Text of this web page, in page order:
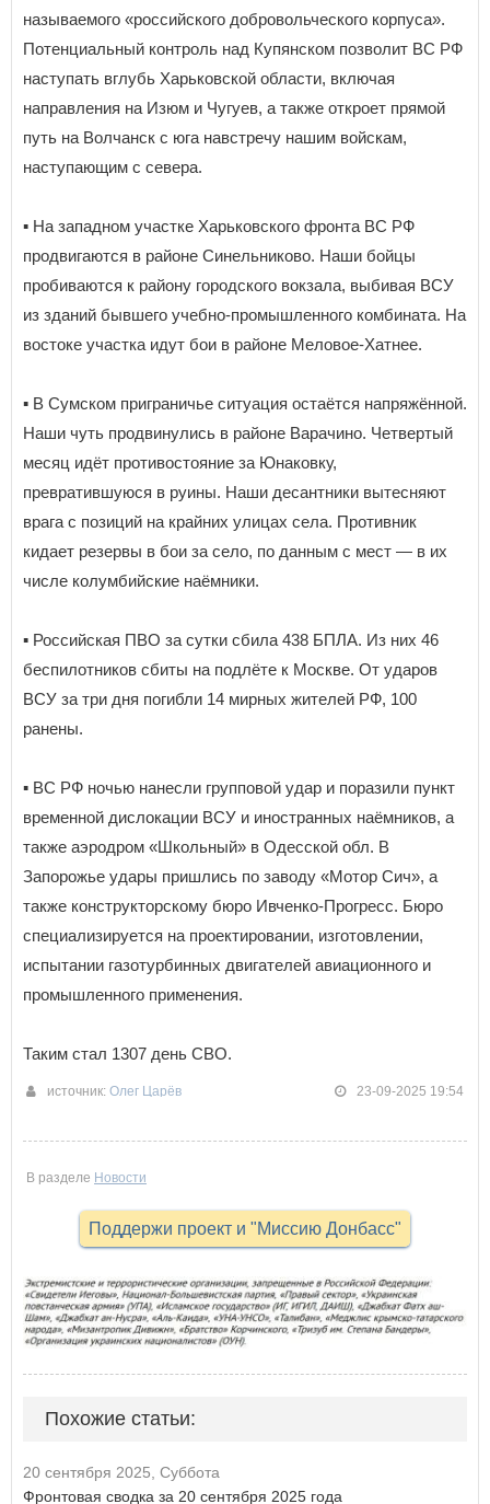
называемого «российского добровольческого корпуса».
Потенциальный контроль над Купянском позволит ВС РФ
наступать вглубь Харьковской области, включая
направления на Изюм и Чугуев, а также откроет прямой
путь на Волчанск с юга навстречу нашим войскам,
наступающим с севера.
▪️ На западном участке Харьковского фронта ВС РФ
продвигаются в районе Синельниково. Наши бойцы
пробиваются к району городского вокзала, выбивая ВСУ
из зданий бывшего учебно-промышленного комбината. На
востоке участка идут бои в районе Меловое-Хатнее.
▪️ В Сумском приграничье ситуация остаётся напряжённой.
Наши чуть продвинулись в районе Варачино. Четвертый
месяц идёт противостояние за Юнаковку,
превратившуюся в руины. Наши десантники вытесняют
врага с позиций на крайних улицах села. Противник
кидает резервы в бои за село, по данным с мест — в их
числе колумбийские наёмники.
▪️ Российская ПВО за сутки сбила 438 БПЛА. Из них 46
беспилотников сбиты на подлёте к Москве. От ударов
ВСУ за три дня погибли 14 мирных жителей РФ, 100
ранены.
▪️ ВС РФ ночью нанесли групповой удар и поразили пункт
временной дислокации ВСУ и иностранных наёмников, а
также аэродром «Школьный» в Одесской обл. В
Запорожье удары пришлись по заводу «Мотор Сич», а
также конструкторскому бюро Ивченко-Прогресс. Бюро
специализируется на проектировании, изготовлении,
испытании газотурбинных двигателей авиационного и
промышленного применения.
Таким стал 1307 день СВО.
источник: Олег Царёв 23-09-2025 19:54
В разделе Новости
Поддержи проект и "Миссию Донбасс"
Похожие статьи:
20 сентября 2025, Суббота
Фронтовая сводка за 20 сентября 2025 года